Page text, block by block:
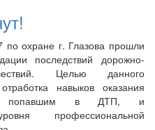
охране г. Глазова прошли
последствий дорожно-
Целью данного
навыков оказания
попавшим в ДТП, и
профессиональной